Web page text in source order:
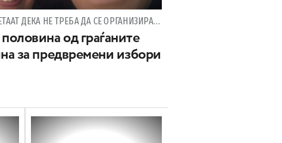
44,7 ОТСТО ОД ГРАЃАНИТЕ СМЕТААТ ДЕКА НЕ ТРЕБА ДА СЕ ОРГАНИЗИРААТ ИЗБОРИ ПОРАДИ „РЕКЕТ“
од граѓаните
за предвремени избори